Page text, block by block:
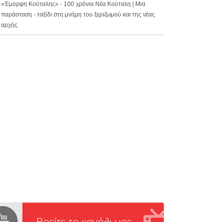
«Έμορφη Κούταλης» - 100 χρόνια Νέα Κούταλη | Μια
παράσταση - ταξίδι στη μνήμη του ξεριζωμού και της νέας
αρχής